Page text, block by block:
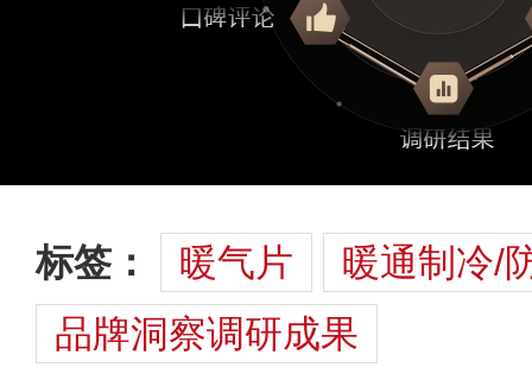
标签： 暖气片
暖通制冷/
品牌洞察调研成果